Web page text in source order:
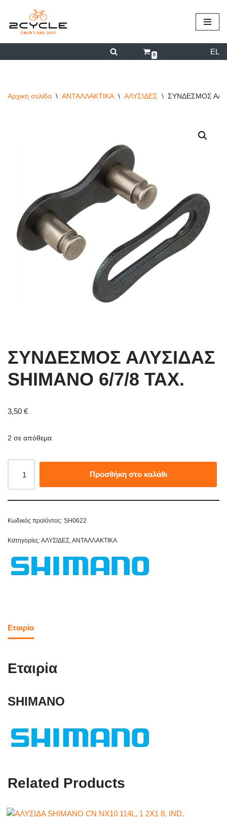
περιεχόμενο
Μεταπηδήστε
0 EL
Αρχική σελίδα \ ΑΝΤΑΛΛΑΚΤΙΚΑ \ ΑΛΥΣΙΔΕΣ \ ΣΥΝΔΕΣΜΟΣ
ΣΥΝΔΕΣΜΟΣ ΑΛΥΣΙΔΑΣ
SHIMANO 6/7/8 ΤΑΧ.
3,50 €
2 σε απόθεμα
Προσθήκη στο καλάθι
Κωδικός προϊόντος: SH0622
Κατηγορίες:ΑΛΥΣΙΔΕΣ,ΑΝΤΑΛΛΑΚΤΙΚΑ
Εταιρία
Εταιρία
SHIMANO
Related Products